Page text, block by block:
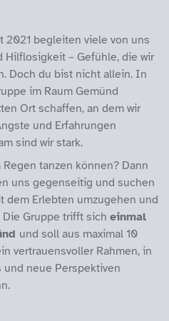
2021 begleiten viele von uns
Hilflosigkeit – Gefühle, die wir
Doch du bist nicht allein. In
im Raum Gemünd
Ort schaffen, an dem wir
und Erfahrungen
sind wir stark.
tanzen können? Dann
uns gegenseitig und suchen
dem Erlebten umzugehen und
Gruppe trifft sich einmal
und soll aus maximal 10
vertrauensvoller Rahmen, in
und neue Perspektiven